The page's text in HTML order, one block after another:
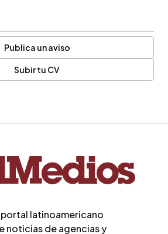
Publica un aviso
Subir tu CV
latinoamericano
noticias de agencias y